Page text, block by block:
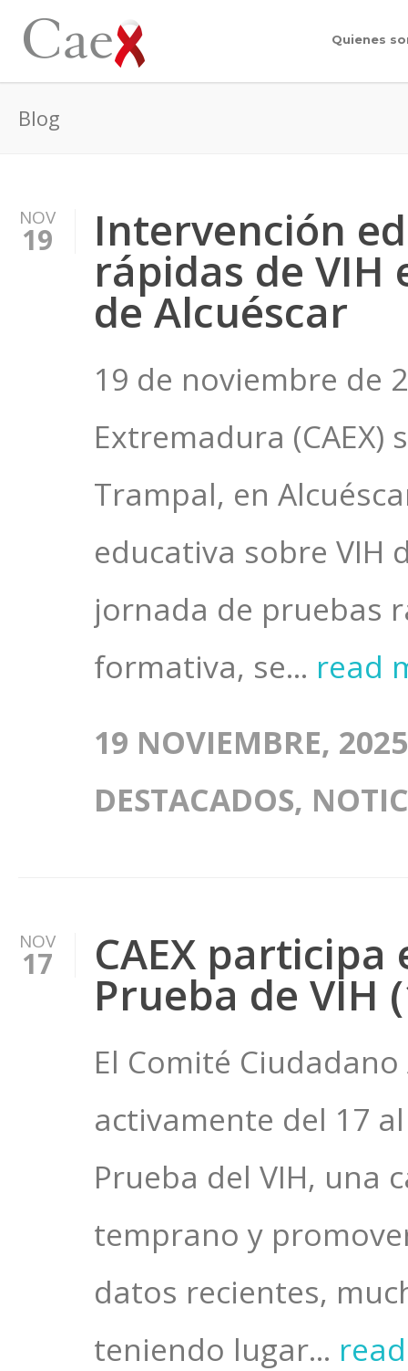
Quienes
Blog
NOV
19 Intervención
rápidas de VIH
de Alcuéscar
19 de noviembre de
Extremadura (CAEX)
Trampal, en
educativa sobre VIH
jornada de pruebas
formativa, se... read
19 NOVIEMBRE, 2025
DESTACADOS,
NOV
17 CAEX
Prueba de VIH
El Comité
activamente del 17
Prueba del VIH, una
temprano y
datos recientes,
teniendo lugar...